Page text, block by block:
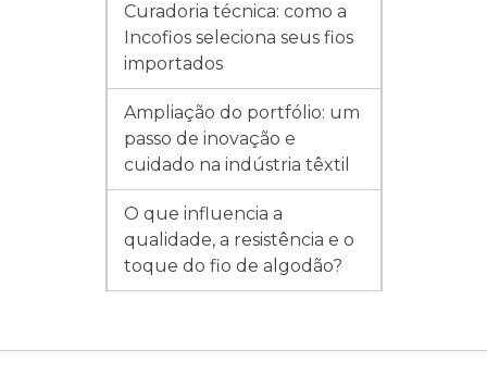
Curadoria técnica: como a
Incofios seleciona seus fios
importados
Ampliação do portfólio: um
passo de inovação e
cuidado na indústria têxtil
O que influencia a
qualidade, a resistência e o
toque do fio de algodão?